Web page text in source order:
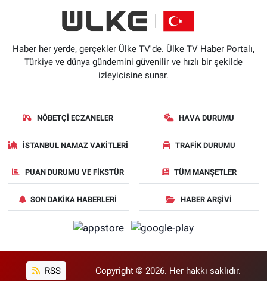
Haber her yerde, gerçekler Ülke TV'de. Ülke TV Haber Portalı,
Türkiye ve dünya gündemini güvenilir ve hızlı bir şekilde
izleyicisine sunar.
NÖBETÇI ECZANELER HAVA DURUMU
İSTANBUL NAMAZ VAKITLERI TRAFIK DURUMU
PUAN DURUMU VE FIKSTÜR TÜM MANŞETLER
SON DAKIKA HABERLERI HABER ARŞIVI
RSS Copyright © 2026. Her hakkı saklıdır.